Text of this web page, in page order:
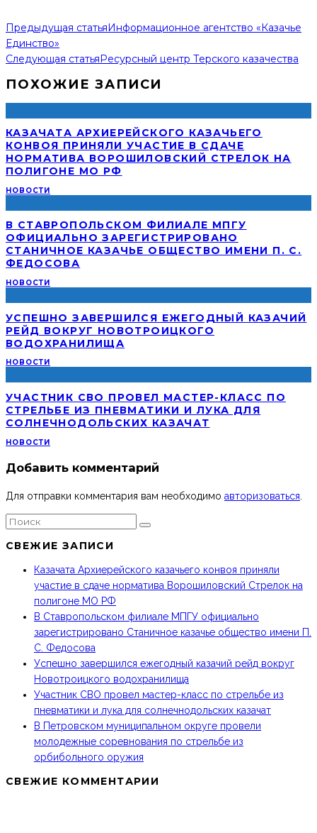
Предыдущая статьяИнформационное агентство «Казачье
Единство»
Следующая статьяРесурсный центр Терского казачества
ПОХОЖИЕ ЗАПИСИ
КАЗАЧАТА АРХИЕРЕЙСКОГО КАЗАЧЬЕГО
КОНВОЯ ПРИНЯЛИ УЧАСТИЕ В СДАЧЕ
НОРМАТИВА ВОРОШИЛОВСКИЙ СТРЕЛОК НА
ПОЛИГОНЕ МО РФ
НОВОСТИ
В СТАВРОПОЛЬСКОМ ФИЛИАЛЕ МПГУ
ОФИЦИАЛЬНО ЗАРЕГИСТРИРОВАНО
СТАНИЧНОЕ КАЗАЧЬЕ ОБЩЕСТВО ИМЕНИ П. С.
ФЕДОСОВА
НОВОСТИ
УСПЕШНО ЗАВЕРШИЛСЯ ЕЖЕГОДНЫЙ КАЗАЧИЙ
РЕЙД ВОКРУГ НОВОТРОИЦКОГО
ВОДОХРАНИЛИЩА
НОВОСТИ
УЧАСТНИК СВО ПРОВЕЛ МАСТЕР-КЛАСС ПО
СТРЕЛЬБЕ ИЗ ПНЕВМАТИКИ И ЛУКА ДЛЯ
СОЛНЕЧНОДОЛЬСКИХ КАЗАЧАТ
НОВОСТИ
Добавить комментарий
Для отправки комментария вам необходимо авторизоваться.
СВЕЖИЕ ЗАПИСИ
Казачата Архиерейского казачьего конвоя приняли
участие в сдаче норматива Ворошиловский Стрелок на
полигоне МО РФ
В Ставропольском филиале МПГУ официально
зарегистрировано Станичное казачье общество имени П.
С. Федосова
Успешно завершился ежегодный казачий рейд вокруг
Новотроицкого водохранилища
Участник СВО провел мастер-класс по стрельбе из
пневматики и лука для солнечнодольских казачат
В Петровском муниципальном округе провели
молодежные соревнования по стрельбе из
орбибольного оружия
СВЕЖИЕ КОММЕНТАРИИ